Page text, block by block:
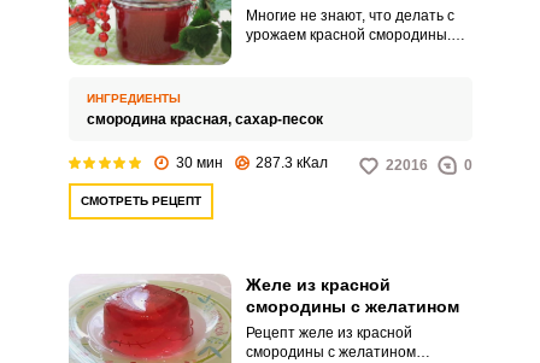
Многие не знают, что делать с
урожаем красной смородины.
ИНГРЕДИЕНТЫ
смородина красная, сахар-песок
30 мин 287.3 кКал 22016 0
СМОТРЕТЬ РЕЦЕПТ
Желе из красной
смородины с желатином
Рецепт желе из красной
смородины с желатином